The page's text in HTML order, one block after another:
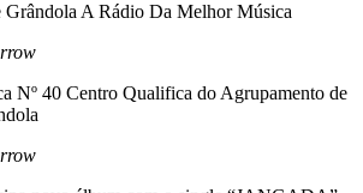
Grândola A Rádio Da Melhor Música
Nº 40 Centro Qualifica do Agrupamento de